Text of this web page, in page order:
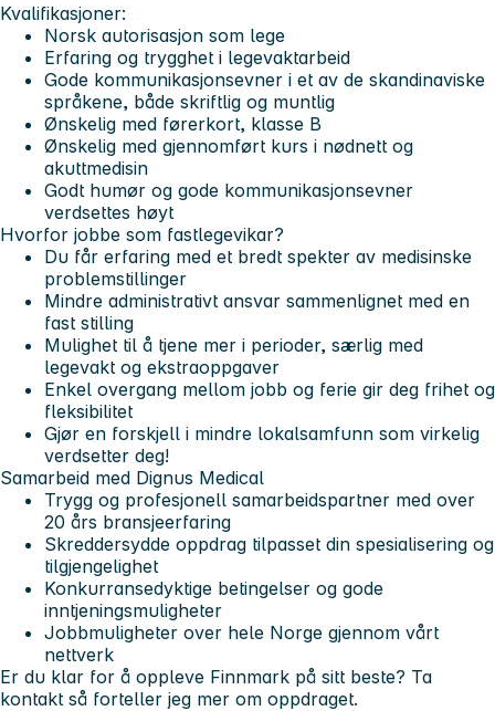
Kvalifikasjoner:
Norsk autorisasjon som lege
Erfaring og trygghet i legevaktarbeid
Gode kommunikasjonsevner i et av de skandinaviske
språkene, både skriftlig og muntlig
Ønskelig med førerkort, klasse B
Ønskelig med gjennomført kurs i nødnett og
akuttmedisin
Godt humør og gode kommunikasjonsevner
verdsettes høyt
Hvorfor jobbe som fastlegevikar?
Du får erfaring med et bredt spekter av medisinske
problemstillinger
Mindre administrativt ansvar sammenlignet med en
fast stilling
Mulighet til å tjene mer i perioder, særlig med
legevakt og ekstraoppgaver
Enkel overgang mellom jobb og ferie gir deg frihet og
fleksibilitet
Gjør en forskjell i mindre lokalsamfunn som virkelig
verdsetter deg!
Samarbeid med Dignus Medical
Trygg og profesjonell samarbeidspartner med over
20 års bransjeerfaring
Skreddersydde oppdrag tilpasset din spesialisering og
tilgjengelighet
Konkurransedyktige betingelser og gode
inntjeningsmuligheter
Jobbmuligheter over hele Norge gjennom vårt
nettverk
Er du klar for å oppleve Finnmark på sitt beste? Ta
kontakt så forteller jeg mer om oppdraget.